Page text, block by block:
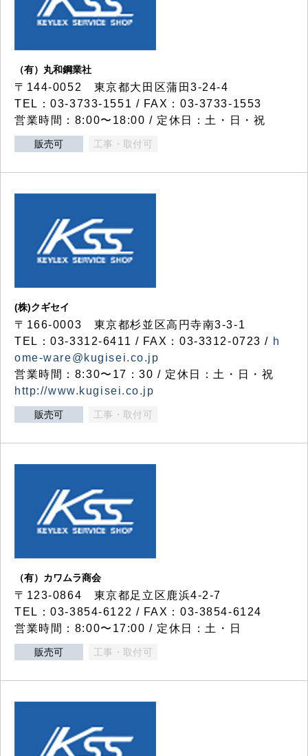
（有）丸和鋼業社
〒144-0052 東京都大田区蒲田3-24-4
TEL：03-3733-1551 / FAX：03-3733-1553
営業時間：8:00〜18:00 / 定休日：土・日・祝
販売可 工事・取付可
(株)クギセイ
〒166-0003 東京都杉並区高円寺南3-3-1
TEL：03-3312-6411 / FAX：03-3312-0723 / h
ome-ware@kugisei.co.jp
営業時間：8:30〜17：30 / 定休日：土・日・祝
http://www.kugisei.co.jp
販売可 工事・取付可
（有）カワムラ商会
〒123-0864 東京都足立区鹿浜4-2-7
TEL：03-3854-6122 / FAX：03-3854-6124
営業時間：8:00〜17:00 / 定休日：土・日
販売可 工事・取付可